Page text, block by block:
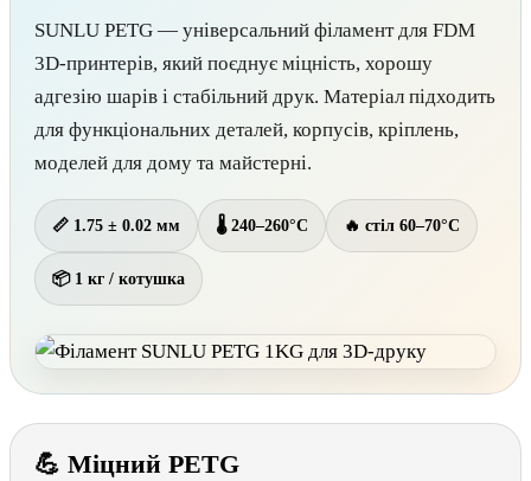
SUNLU PETG — універсальний філамент для FDM
3D-принтерів, який поєднує міцність, хорошу
адгезію шарів і стабільний друк. Матеріал підходить
для функціональних деталей, корпусів, кріплень,
моделей для дому та майстерні.
📏 1.75 ± 0.02 мм 🌡 240–260°C 🔥 стіл 60–70°C
📦 1 кг / котушка
💪 Міцний PETG